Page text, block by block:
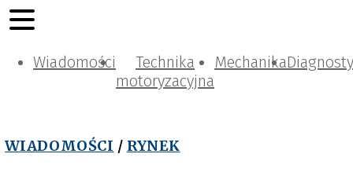
Wiadomości
Technika
motoryzacyjna
Mechanika
WIADOMOŚCI / RYNEK